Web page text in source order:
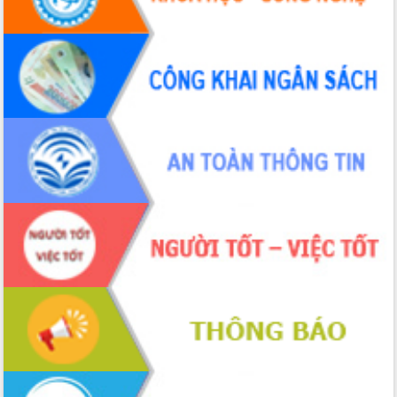
Đắk Lắk rà soát, điều chỉnh Đề án 190
về phát triển nuôi trồng thủy sản
Phó Chủ tịch UBND tỉnh Đắk Lắk
Trương Công Thái kiểm tra thực địa
Dự án cao tốc Khánh Hòa - Buôn Ma
Thuột
Định vị cà phê Việt Nam như một “di
sản sống” trong dòng chảy toàn cầu
Xây dựng nông thôn mới: Nâng cao đời
sống người dân từ những mô hình thiết
thực
Quyết liệt tháo gỡ vướng mắc, đẩy
nhanh tiến độ các dự án trọng điểm
trong Khu kinh tế Nam Phú Yên
Hòn Yến phát triển du lịch gắn với bảo
tồn biển
Lấy ý kiến điều chỉnh Quy hoạch tỉnh
Đắk Lắk thời kỳ 2021-2030, tầm nhìn
đến năm 2050
Phát động chiến dịch 30 ngày đêm